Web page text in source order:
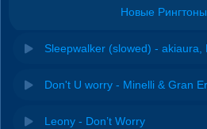
Новые
Sleepwalker (slowed) - akiaura,
Don't U worry - Minelli & Gran
Leony - Don’t Worry